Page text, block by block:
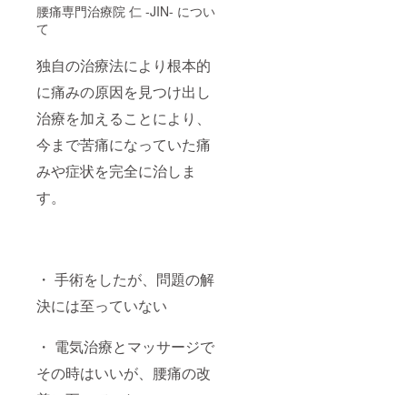
腰痛専門治療院 仁 -JIN- につい
て
独自の治療法により根本的
に痛みの原因を見つけ出し
治療を加えることにより、
今まで苦痛になっていた痛
みや症状を完全に治しま
す。
・ 手術をしたが、問題の解
決には至っていない
・ 電気治療とマッサージで
その時はいいが、腰痛の改